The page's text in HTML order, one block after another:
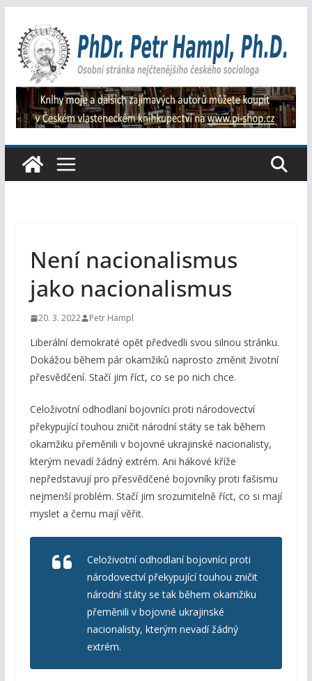
obsah
Není nacionalismus
jako nacionalismus
20. 3. 2022 Petr Hampl
Liberální demokraté opět předvedli svou silnou stránku.
Dokážou během pár okamžiků naprosto změnit životní
přesvědčení. Stačí jim říct, co se po nich chce.
Celoživotní odhodlaní bojovníci proti národovectví
překypující touhou zničit národní státy se tak během
okamžiku přeměnili v bojovné ukrajinské nacionalisty,
kterým nevadí žádný extrém. Ani hákové kříže
nepředstavují pro přesvědčené bojovníky proti fašismu
nejmenší problém. Stačí jim srozumitelně říct, co si mají
myslet a čemu mají věřit.
Celoživotní odhodlaní bojovníci proti
národovectví překypující touhou zničit
národní státy se tak během okamžiku
přeměnili v bojovné ukrajinské
nacionalisty, kterým nevadí žádný
extrém.